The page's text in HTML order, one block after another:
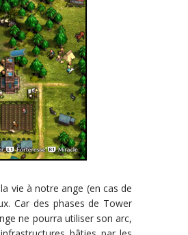
vie à notre ange (en cas de
Car des phases de Tower
ne pourra utiliser son arc,